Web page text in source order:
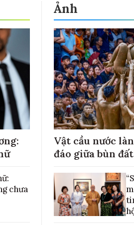
chưa
Ảnh
Vật cầu nước
đáo giữa bùn